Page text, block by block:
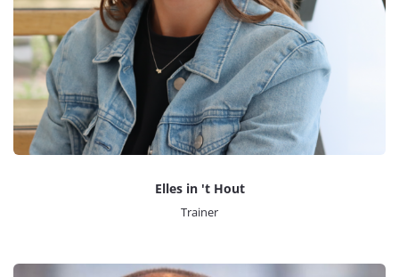
Elles in 't Hout
Trainer